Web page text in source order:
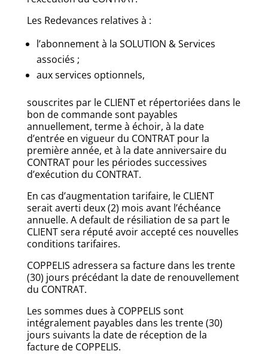
Les Redevances relatives à :
l’abonnement à la SOLUTION & Services
associés ;
aux services optionnels,
souscrites par le CLIENT et répertoriées dans le
bon de commande sont payables
annuellement, terme à échoir, à la date
d’entrée en vigueur du CONTRAT pour la
première année, et à la date anniversaire du
CONTRAT pour les périodes successives
d’exécution du CONTRAT.
En cas d’augmentation tarifaire, le CLIENT
serait averti deux (2) mois avant l’échéance
annuelle. A default de résiliation de sa part le
CLIENT sera réputé avoir accepté ces nouvelles
conditions tarifaires.
COPPELIS adressera sa facture dans les trente
(30) jours précédant la date de renouvellement
du CONTRAT.
Les sommes dues à COPPELIS sont
intégralement payables dans les trente (30)
jours suivants la date de réception de la
facture de COPPELIS.